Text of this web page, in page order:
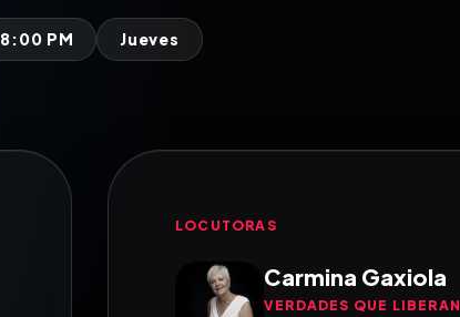
8:00 PM Jueves
LOCUTORAS
Carmina Gaxiola
VERDADES QUE LIBERAN